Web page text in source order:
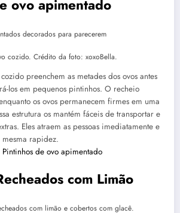
ovo apimentado
cozido. Crédito da foto: xoxoBella.
preenchem as metades dos ovos antes
los em pequenos pintinhos. O recheio
os ovos permanecem firmes em uma
estrutura os mantém fáceis de transportar e
Eles atraem as pessoas imediatamente e
rapidez.
Pintinhos de ovo apimentado
com Limão